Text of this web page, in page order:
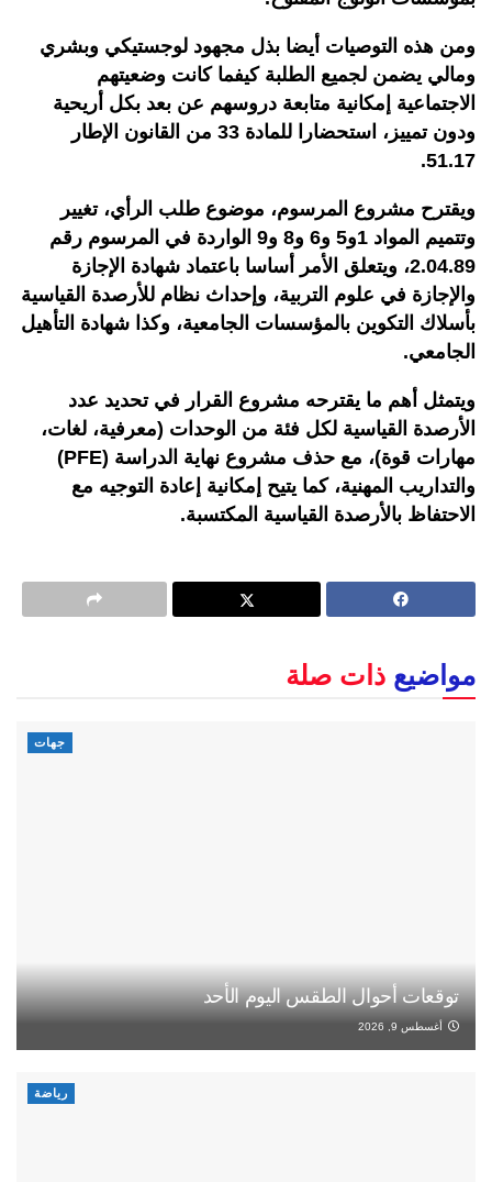
ومن هذه التوصيات أيضا بذل مجهود لوجستيكي وبشري
ومالي يضمن لجميع الطلبة كيفما كانت وضعيتهم
الاجتماعية إمكانية متابعة دروسهم عن بعد بكل أريحية
ودون تمييز، استحضارا للمادة 33 من القانون الإطار
51.17.
ويقترح مشروع المرسوم، موضوع طلب الرأي، تغيير
وتتميم المواد 1و5 و6 و8 و9 الواردة في المرسوم رقم
2.04.89، ويتعلق الأمر أساسا باعتماد شهادة الإجازة
والإجازة في علوم التربية، وإحداث نظام للأرصدة القياسية
بأسلاك التكوين بالمؤسسات الجامعية، وكذا شهادة التأهيل
الجامعي.
ويتمثل أهم ما يقترحه مشروع القرار في تحديد عدد
الأرصدة القياسية لكل فئة من الوحدات (معرفية، لغات،
مهارات قوة)، مع حذف مشروع نهاية الدراسة (PFE)
والتداريب المهنية، كما يتيح إمكانية إعادة التوجيه مع
الاحتفاظ بالأرصدة القياسية المكتسبة.
مواضيع ذات صلة
جهات
توقعات أحوال الطقس اليوم الأحد
أغسطس 9, 2026
رياضة